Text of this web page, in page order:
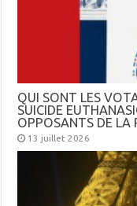
QUI SONT LES
SUICIDE
OPPOSANTS DE LA
13 juillet 2026